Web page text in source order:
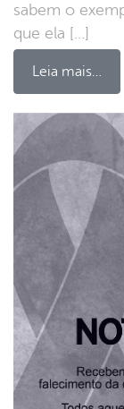
sabem o
que ela […]
Leia mais…